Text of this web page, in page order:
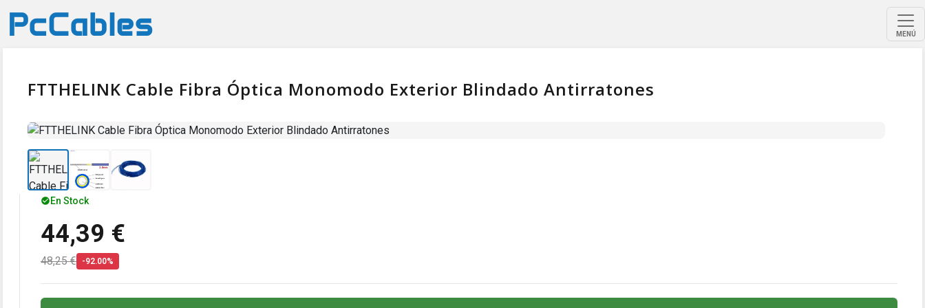
MENÚ
FTTHELINK Cable Fibra Óptica Monomodo Exterior Blindado Antirratones
En Stock
44,39 €
48,25 € -92.00%